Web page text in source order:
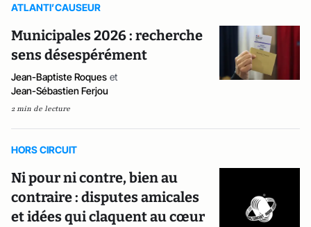
ATLANTI’CAUSEUR
Municipales 2026 : recherche
sens désespérément
Jean-Baptiste Roques et
Jean-Sébastien Ferjou
2 min de lecture
HORS CIRCUIT
Ni pour ni contre, bien au
contraire : disputes amicales
et idées qui claquent au cœur